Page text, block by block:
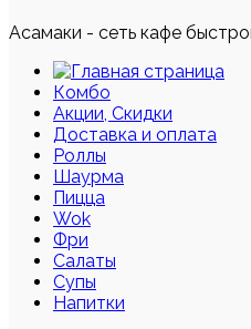
Асамаки - сеть кафе
Комбо
Акции, Скидки
Доставка и оплата
Роллы
Шаурма
Пицца
Wok
Фри
Салаты
Супы
Напитки